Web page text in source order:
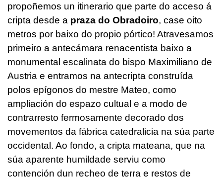
propoñemos un itinerario que parte do acceso á
cripta desde a praza do Obradoiro, case oito
metros por baixo do propio pórtico! Atravesamos
primeiro a antecámara renacentista baixo a
monumental escalinata do bispo Maximiliano de
Austria e entramos na antecripta construída
polos epígonos do mestre Mateo, como
ampliación do espazo cultual e a modo de
contrarresto fermosamente decorado dos
movementos da fábrica catedralicia na súa parte
occidental. Ao fondo, a cripta mateana, que na
súa aparente humildade serviu como
contención dun recheo de terra e restos de